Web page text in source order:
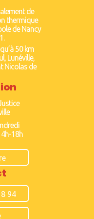
de
thermique
de Nancy
50 km
Lunéville,
Nicolas de
18h
94